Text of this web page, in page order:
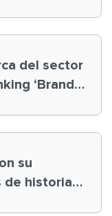
del sector
su
de historias